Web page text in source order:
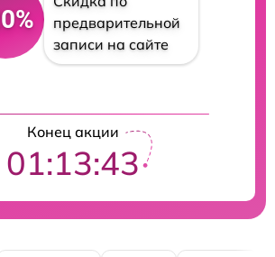
предварительной
записи на сайте
Конец акции
01:13:42